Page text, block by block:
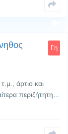
Γη
άρτιο και
περιζήτητη…